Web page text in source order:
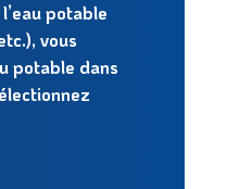
potable
vous
potable dans